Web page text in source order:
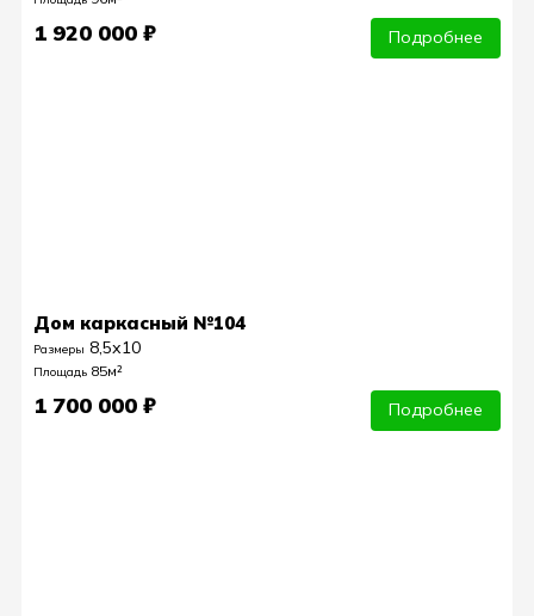
1 920 000 ₽ Подробнее
Дом каркасный №104
Размеры 8,5х10
Площадь 85м²
1 700 000 ₽ Подробнее